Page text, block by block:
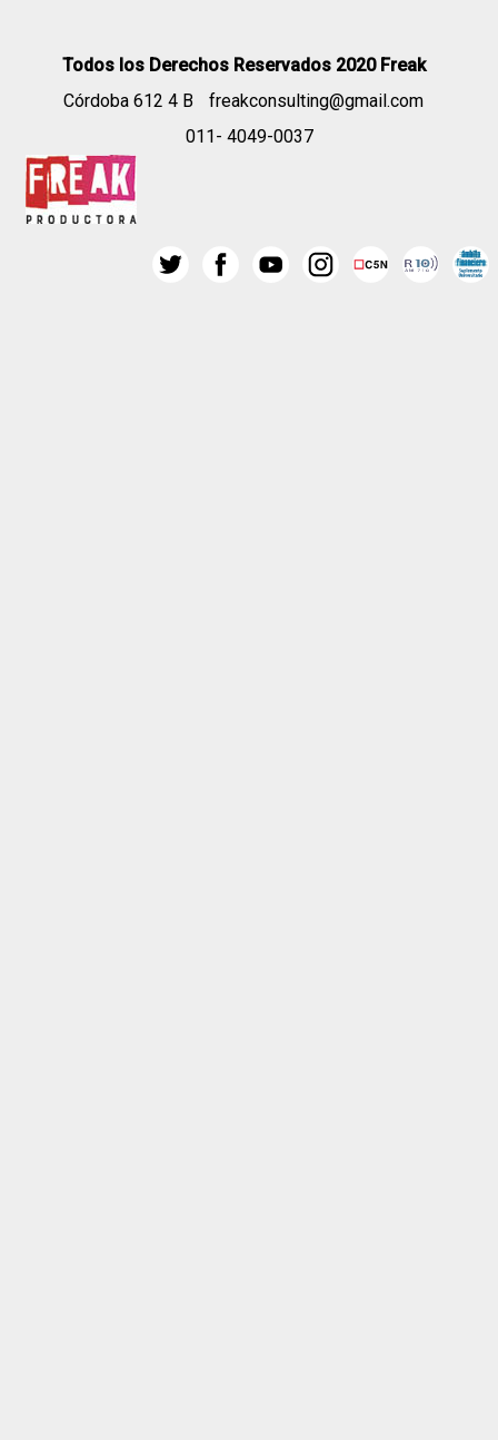
Todos los Derechos Reservados 2020 Freak
Córdoba 612 4 B
freakconsulting@gmail.com
011- 4049-0037